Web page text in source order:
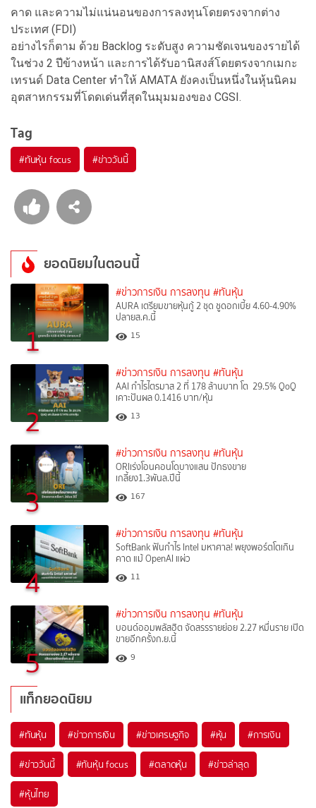
คาด และความไม่แน่นอนของการลงทุนโดยตรงจากต่าง
ประเทศ (FDI)
อย่างไรก็ตาม ด้วย Backlog ระดับสูง ความชัดเจนของรายได้
ในช่วง 2 ปีข้างหน้า และการได้รับอานิสงส์โดยตรงจากเมกะ
เทรนด์ Data Center ทำให้ AMATA ยังคงเป็นหนึ่งในหุ้นนิคม
อุตสาหกรรมที่โดดเด่นที่สุดในมุมมองของ CGSI.
Tag
#ทันหุ้น focus #ข่าววันนี้
ยอดนิยมในตอนนี้
1
#ข่าวการเงิน การลงทุน #ทันหุ้น
AURA เตรียมขายหุ้นกู้ 2 ชุด ชูดอกเบี้ย 4.60-4.90%
ปลายส.ค.นี้
15
2
#ข่าวการเงิน การลงทุน #ทันหุ้น
AAI กำไรไตรมาส 2 ที่ 178 ล้านบาท โต 29.5% QoQ
เคาะปันผล 0.1416 บาท/หุ้น
13
3
#ข่าวการเงิน การลงทุน #ทันหุ้น
ORIเร่งโอนคอนโดบางแสน ปักธงขาย
เกลี้ยง1.3พันล.ปีนี้
167
4
#ข่าวการเงิน การลงทุน #ทันหุ้น
SoftBank ฟันกำไร Intel มหาศาล! พยุงพอร์ตโตเกิน
คาด แม้ OpenAI แผ่ว
11
5
#ข่าวการเงิน การลงทุน #ทันหุ้น
บอนด์ออมพลัสฮิต จัดสรรรายย่อย 2.27 หมื่นราย เปิด
ขายอีกครั้งก.ย.นี้
9
แท็กยอดนิยม
#ทันหุ้น #ข่าวการเงิน #ข่าวเศรษฐกิจ #หุ้น #การเงิน
#ข่าววันนี้ #ทันหุ้น focus #ตลาดหุ้น #ข่าวล่าสุด
#หุ้นไทย